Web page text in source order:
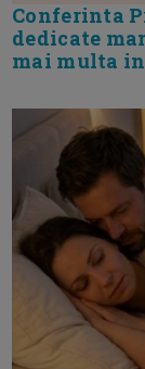
Conferinta
dedicate
mai multa